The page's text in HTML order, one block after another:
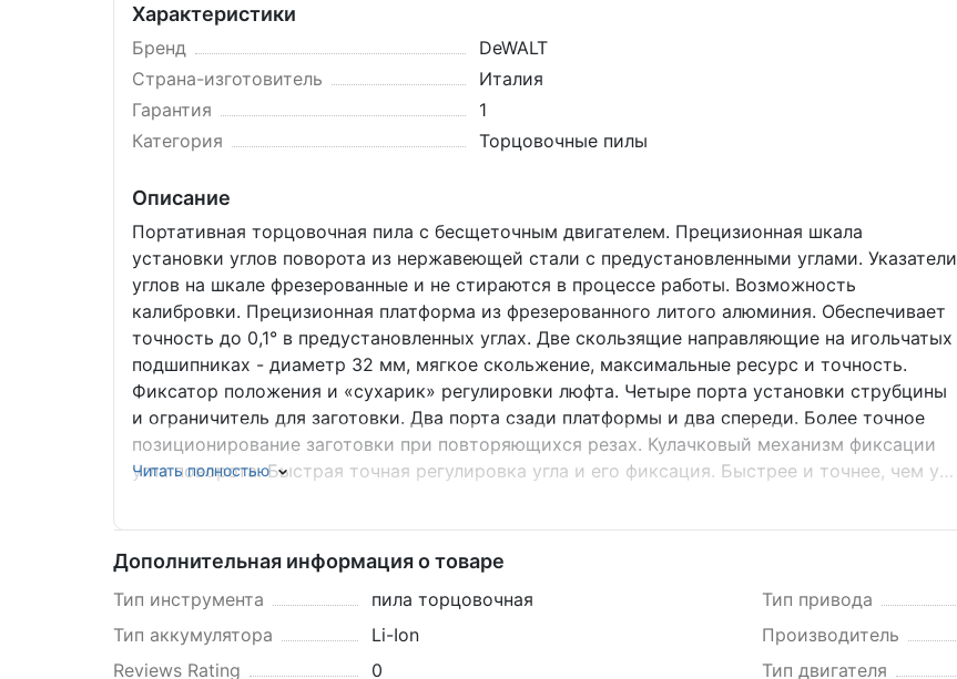
Характеристики
Бренд
DeWALT
Страна-изготовитель
Италия
Гарантия
1
Категория
Торцовочные пилы
Описание
Портативная торцовочная пила с бесщеточным двигателем. Прецизионная шкала
установки углов поворота из нержавеющей стали с предустановленными углами. Указатели
углов на шкале фрезерованные и не стираются в процессе работы. Возможность
калибровки. Прецизионная платформа из фрезерованного литого алюминия. Обеспечивает
точность до 0,1° в предустановленных углах. Две скользящие направляющие на игольчатых
подшипниках - диаметр 32 мм, мягкое скольжение, максимальные ресурс и точность.
Фиксатор положения и «сухарик» регулировки люфта. Четыре порта установки струбцины
и ограничитель для заготовки. Два порта сзади платформы и два спереди. Более точное
позиционирование заготовки при повторяющихся резах. Кулачковый механизм фиксации
угла поворота. Быстрая точная регулировка угла и его фиксация. Быстрее и точнее, чем у
требованиям IEC, расширение области поддержки материалов. Лучшая точность по
сравнению с раздвижными удлинителями. XPS - Система позиционирования линии реза по
тени от диска. Не требует регулировок и юстировки. Возможность позиционирования реза
по краям линии разметки. Стопроцентная повторяемость резов. Ограничитель глубины
погружения. Электрический тормоз диска.
Читать полностью
Дополнительная информация о товаре
Тип инструмента пила торцовочная Тип привода
Тип аккумулятора
Li-Ion Производитель
Reviews Rating
0 Тип двигателя